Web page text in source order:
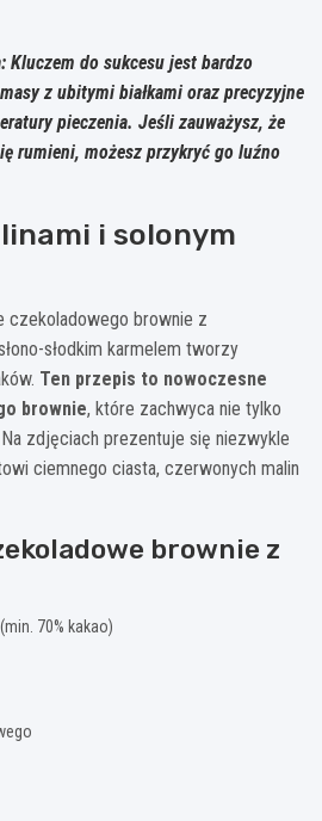
Kluczem do sukcesu jest bardzo
z ubitymi białkami oraz precyzyjne
pieczenia. Jeśli zauważysz, że
rumieni, możesz przykryć go luźno
i solonym
czekoladowego brownie z
słodkim karmelem tworzy
Ten przepis to nowoczesne
brownie, które zachwyca nie tylko
zdjęciach prezentuje się niezwykle
ciemnego ciasta, czerwonych malin
brownie z
70% kakao)